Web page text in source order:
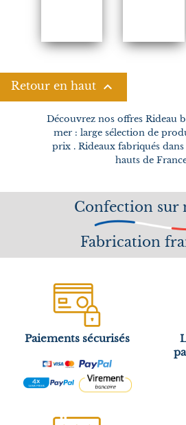
Retour en haut 
Découvrez nos offres Rideau
mer : large sélection de
prix . Rideaux fabriqués dans
hauts de
Confection sur
Fabrication
Paiements sécurisés